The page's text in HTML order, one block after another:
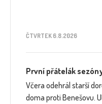
ČTVRTEK 6.8.2026
První přátelák
Včera odehrál starší
doma proti Benešovu.